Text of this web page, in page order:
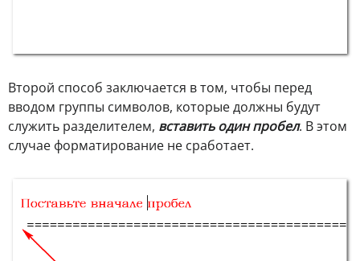
Второй способ заключается в том, чтобы перед
вводом группы символов, которые должны будут
служить разделителем, вставить один пробел. В этом
случае форматирование не сработает.